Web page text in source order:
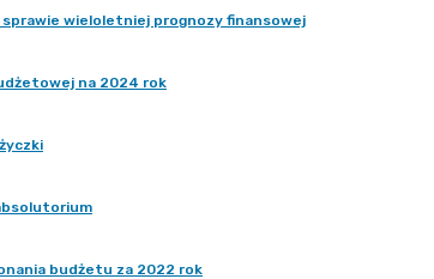
sprawie wieloletniej prognozy finansowej
na 2024 rok
budżetu za 2022 rok